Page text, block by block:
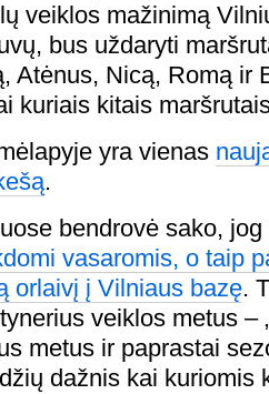
veiklos mažinimą
bus uždaryti
Atėnus, Nicą, Romą ir
kuriais kitais
yra vienas
.
bendrovė sako, jog
vasaromis, o taip
orlaivį į Vilniaus bazę.
veiklos metus –
metus ir paprastai
dažnis kai kuriomis